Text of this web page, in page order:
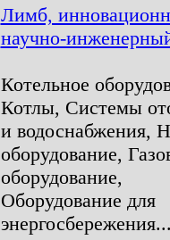
Лимб,
научно-
Котельное
Котлы, Системы
и водоснабжения,
оборудование,
оборудование,
Оборудование для